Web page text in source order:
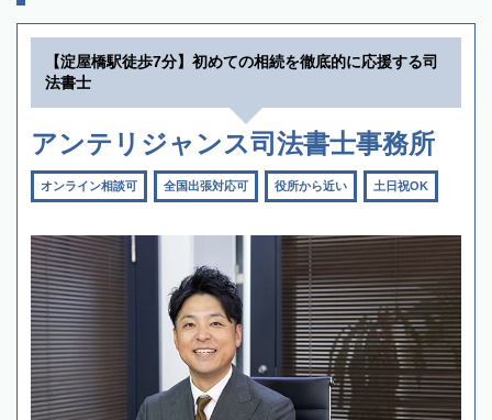
【淀屋橋駅徒歩7分】初めての相続を徹底的に応援する司
法書士
アンテリジャンス司法書士事務所
オンライン相談可 全国出張対応可 役所から近い 土日祝OK